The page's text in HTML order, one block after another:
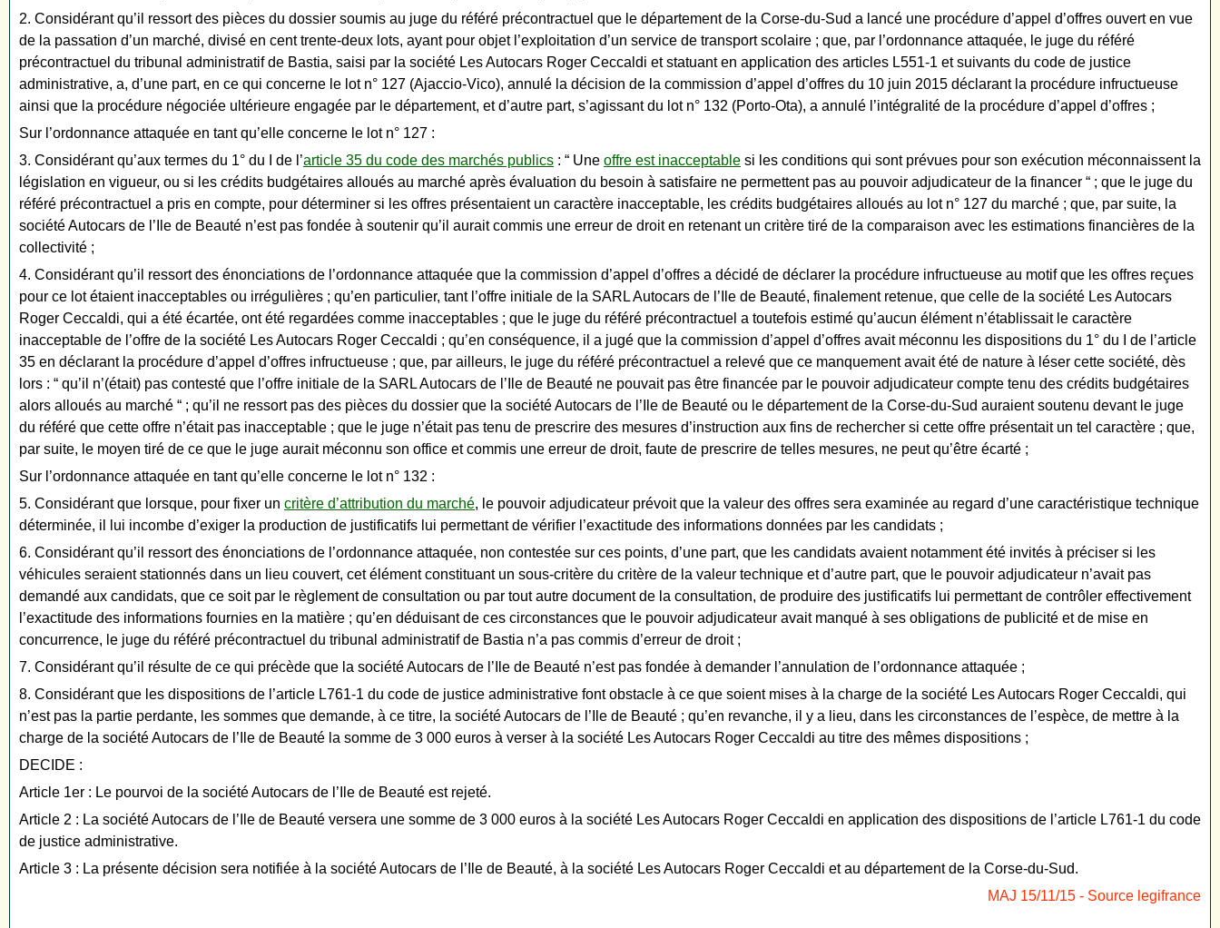
2. Considérant qu’il ressort des pièces du dossier soumis au juge du référé précontractuel que le département de la Corse-du-Sud a lancé une procédure d’appel d’offres ouvert en vue
de la passation d’un marché, divisé en cent trente-deux lots, ayant pour objet l’exploitation d’un service de transport scolaire ; que, par l’ordonnance attaquée, le juge du référé
précontractuel du tribunal administratif de Bastia, saisi par la société Les Autocars Roger Ceccaldi et statuant en application des articles L551-1 et suivants du code de justice
administrative, a, d’une part, en ce qui concerne le lot n° 127 (Ajaccio-Vico), annulé la décision de la commission d’appel d’offres du 10 juin 2015 déclarant la procédure infructueuse
ainsi que la procédure négociée ultérieure engagée par le département, et d’autre part, s’agissant du lot n° 132 (Porto-Ota), a annulé l’intégralité de la procédure d’appel d’offres ;
Sur l’ordonnance attaquée en tant qu’elle concerne le lot n° 127 :
3. Considérant qu’aux termes du 1° du I de l’article 35 du code des marchés publics : “ Une offre est inacceptable si les conditions qui sont prévues pour son exécution méconnaissent la
législation en vigueur, ou si les crédits budgétaires alloués au marché après évaluation du besoin à satisfaire ne permettent pas au pouvoir adjudicateur de la financer “ ; que le juge du
référé précontractuel a pris en compte, pour déterminer si les offres présentaient un caractère inacceptable, les crédits budgétaires alloués au lot n° 127 du marché ; que, par suite, la
société Autocars de l’Ile de Beauté n’est pas fondée à soutenir qu’il aurait commis une erreur de droit en retenant un critère tiré de la comparaison avec les estimations financières de la
collectivité ;
4. Considérant qu’il ressort des énonciations de l’ordonnance attaquée que la commission d’appel d’offres a décidé de déclarer la procédure infructueuse au motif que les offres reçues
pour ce lot étaient inacceptables ou irrégulières ; qu’en particulier, tant l’offre initiale de la SARL Autocars de l’Ile de Beauté, finalement retenue, que celle de la société Les Autocars
Roger Ceccaldi, qui a été écartée, ont été regardées comme inacceptables ; que le juge du référé précontractuel a toutefois estimé qu’aucun élément n’établissait le caractère
inacceptable de l’offre de la société Les Autocars Roger Ceccaldi ; qu’en conséquence, il a jugé que la commission d’appel d’offres avait méconnu les dispositions du 1° du I de l’article
35 en déclarant la procédure d’appel d’offres infructueuse ; que, par ailleurs, le juge du référé précontractuel a relevé que ce manquement avait été de nature à léser cette société, dès
lors : “ qu’il n’(était) pas contesté que l’offre initiale de la SARL Autocars de l’Ile de Beauté ne pouvait pas être financée par le pouvoir adjudicateur compte tenu des crédits budgétaires
alors alloués au marché “ ; qu’il ne ressort pas des pièces du dossier que la société Autocars de l’Ile de Beauté ou le département de la Corse-du-Sud auraient soutenu devant le juge
du référé que cette offre n’était pas inacceptable ; que le juge n’était pas tenu de prescrire des mesures d’instruction aux fins de rechercher si cette offre présentait un tel caractère ; que,
par suite, le moyen tiré de ce que le juge aurait méconnu son office et commis une erreur de droit, faute de prescrire de telles mesures, ne peut qu’être écarté ;
Sur l’ordonnance attaquée en tant qu’elle concerne le lot n° 132 :
5. Considérant que lorsque, pour fixer un critère d’attribution du marché, le pouvoir adjudicateur prévoit que la valeur des offres sera examinée au regard d’une caractéristique technique
déterminée, il lui incombe d’exiger la production de justificatifs lui permettant de vérifier l’exactitude des informations données par les candidats ;
6. Considérant qu’il ressort des énonciations de l’ordonnance attaquée, non contestée sur ces points, d’une part, que les candidats avaient notamment été invités à préciser si les
véhicules seraient stationnés dans un lieu couvert, cet élément constituant un sous-critère du critère de la valeur technique et d’autre part, que le pouvoir adjudicateur n’avait pas
demandé aux candidats, que ce soit par le règlement de consultation ou par tout autre document de la consultation, de produire des justificatifs lui permettant de contrôler effectivement
l’exactitude des informations fournies en la matière ; qu’en déduisant de ces circonstances que le pouvoir adjudicateur avait manqué à ses obligations de publicité et de mise en
concurrence, le juge du référé précontractuel du tribunal administratif de Bastia n’a pas commis d’erreur de droit ;
7. Considérant qu’il résulte de ce qui précède que la société Autocars de l’Ile de Beauté n’est pas fondée à demander l’annulation de l’ordonnance attaquée ;
8. Considérant que les dispositions de l’article L761-1 du code de justice administrative font obstacle à ce que soient mises à la charge de la société Les Autocars Roger Ceccaldi, qui
n’est pas la partie perdante, les sommes que demande, à ce titre, la société Autocars de l’Ile de Beauté ; qu’en revanche, il y a lieu, dans les circonstances de l’espèce, de mettre à la
charge de la société Autocars de l’Ile de Beauté la somme de 3 000 euros à verser à la société Les Autocars Roger Ceccaldi au titre des mêmes dispositions ;
DECIDE :
Article 1er : Le pourvoi de la société Autocars de l’Ile de Beauté est rejeté.
Article 2 : La société Autocars de l’Ile de Beauté versera une somme de 3 000 euros à la société Les Autocars Roger Ceccaldi en application des dispositions de l’article L761-1 du code
de justice administrative.
Article 3 : La présente décision sera notifiée à la société Autocars de l’Ile de Beauté, à la société Les Autocars Roger Ceccaldi et au département de la Corse-du-Sud.
MAJ 15/11/15 - Source legifrance